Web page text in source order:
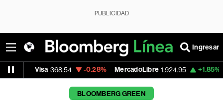
PUBLICIDAD
Ingresar
-0.28% MercadoLibre 1,924.95 +1.85% Banco de
BLOOMBERG GREEN